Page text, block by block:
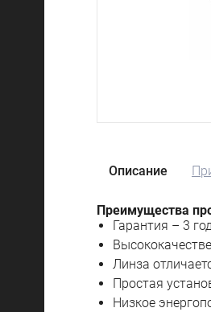
Описание
Преимущества
Гарантия – 3
Линза
Простая
Низкое